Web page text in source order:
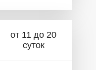
от 11 до 20
суток